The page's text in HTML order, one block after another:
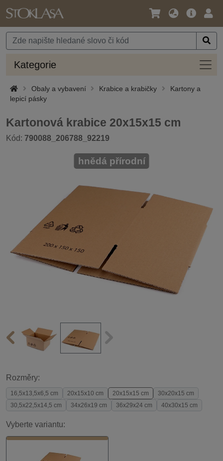
Jazyk
Měna
Hlavní
Kategorie
Obaly a vybavení Krabice a krabičky
Kartony a
lepicí pásky
Kartonová krabice 20x15x15 cm
Kód: 790088_206788_92219
hnědá přírodní
Rozměry:
16,5x13,5x6,5 cm 20x15x10 cm 20x15x15 cm
30x20x15 cm
30,5x22,5x14,5 cm
34x26x19 cm 36x29x24 cm 40x30x15 cm
Vyberte variantu: